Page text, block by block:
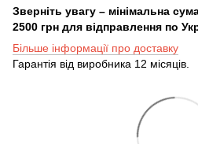
Зверніть увагу – мінімальна
2500 грн для відправлення по
Більше інформації про доставку
Гарантія від виробника 12 місяців.